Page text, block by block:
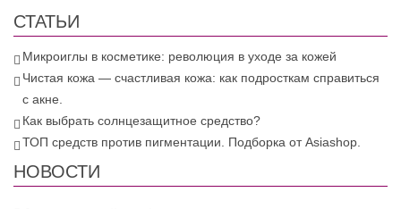
СТАТЬИ
Микроиглы в косметике: революция в уходе за кожей
Чистая кожа — счастливая кожа: как подросткам справиться
с акне.
Как выбрать солнцезащитное средство?
ТОП средств против пигментации. Подборка от Asiashop.
НОВОСТИ